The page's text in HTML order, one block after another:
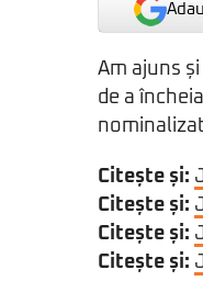
Am ajuns
de a
Citește și:
Citește și:
Citește și:
Citește și: